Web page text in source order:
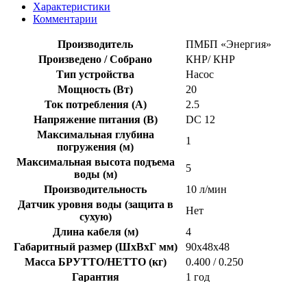
Характеристики
Комментарии
Производитель
ПМБП «Энергия»
Произведено / Собрано
КНР/ КНР
Тип устройства
Насос
Мощность (Вт)
20
Ток потребления (А)
2.5
Напряжение питания (В)
DC 12
Максимальная глубина
погружения (м)
1
Максимальная высота подъема
воды (м)
5
Производительность
10 л/мин
Датчик уровня воды (защита в
сухую)
Нет
Длина кабеля (м)
4
Габаритный размер (ШхВхГ мм)
90х48х48
Масса БРУТТО/НЕТТО (кг)
0.400 / 0.250
Гарантия
1 год